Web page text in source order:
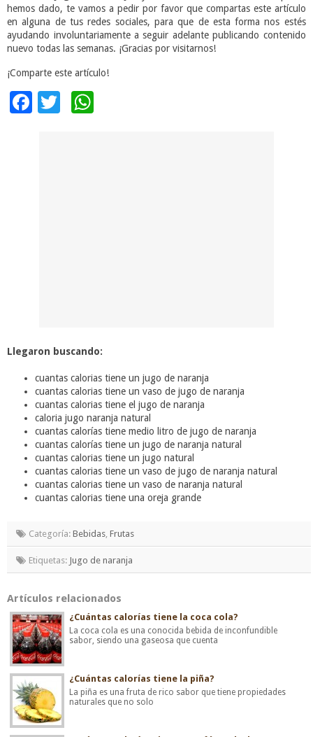
hemos dado, te vamos a pedir por favor que compartas este artículo
en alguna de tus redes sociales, para que de esta forma nos estés
ayudando involuntariamente a seguir adelante publicando contenido
nuevo todas las semanas. ¡Gracias por visitarnos!
¡Comparte este artículo!
Facebook
Twitter
Llegaron buscando:
cuantas calorias tiene un jugo de naranja
cuantas calorias tiene un vaso de jugo de naranja
cuantas calorias tiene el jugo de naranja
caloria jugo naranja natural
cuantas calorías tiene medio litro de jugo de naranja
cuantas calorías tiene un jugo de naranja natural
cuantas calorias tiene un jugo natural
cuantas calorias tiene un vaso de jugo de naranja natural
cuantas calorias tiene un vaso de naranja natural
cuantas calorias tiene una oreja grande
Categoría:Bebidas ,Frutas
Etiquetas: Jugo de naranja
Artículos relacionados
¿Cuántas calorías tiene la coca cola?
La coca cola es una conocida bebida de inconfundible
sabor, siendo una gaseosa que cuenta
¿Cuántas calorías tiene la piña?
La piña es una fruta de rico sabor que tiene propiedades
naturales que no solo